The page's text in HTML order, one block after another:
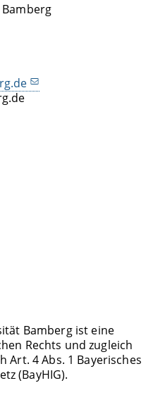
Bamberg ist eine
Rechts und zugleich
Art. 4 Abs. 1 Bayerisches
(BayHIG).